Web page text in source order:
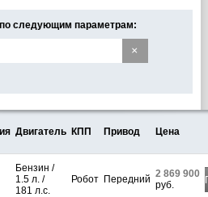
следующим параметрам:
×
Двигатель КПП Привод Цена
Бензин /
1.5 л. /
181 л.с.
Робот Передний 2 869 900
руб.